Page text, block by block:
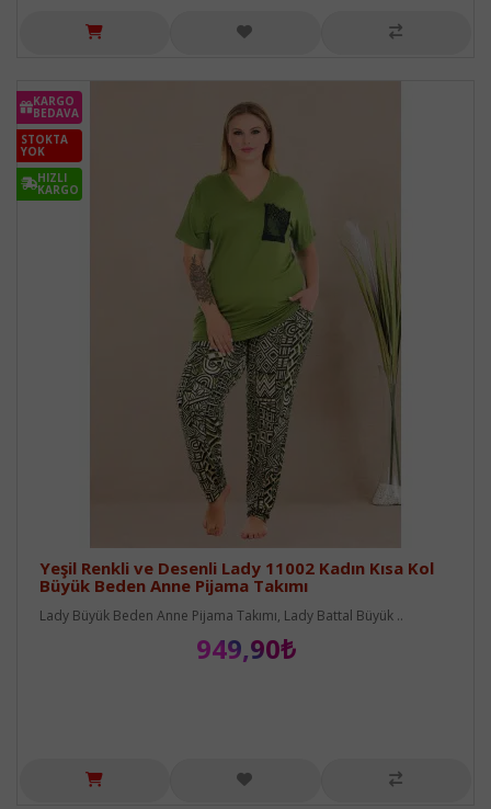
KARGO
BEDAVA
STOKTA
YOK
HIZLI
KARGO
Yeşil Renkli ve Desenli Lady 11002 Kadın Kısa Kol
Büyük Beden Anne Pijama Takımı
Lady Büyük Beden Anne Pijama Takımı, Lady Battal Büyük ..
949,90₺